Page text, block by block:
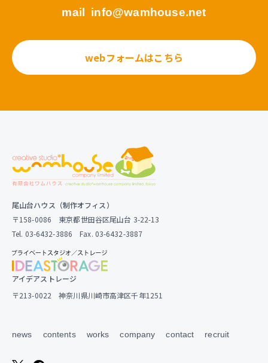
mail info@wamhouse.net
webフォームはこちら
尾山台ハウス（制作オフィス）
〒158-0086 東京都世田谷区尾山台 3-22-13
Tel. 03-6432-3886 Fax. 03-6432-3887
アイデアストレージ
〒213-0022 神奈川県川崎市高津区千年1251
news contents works company contact recruit